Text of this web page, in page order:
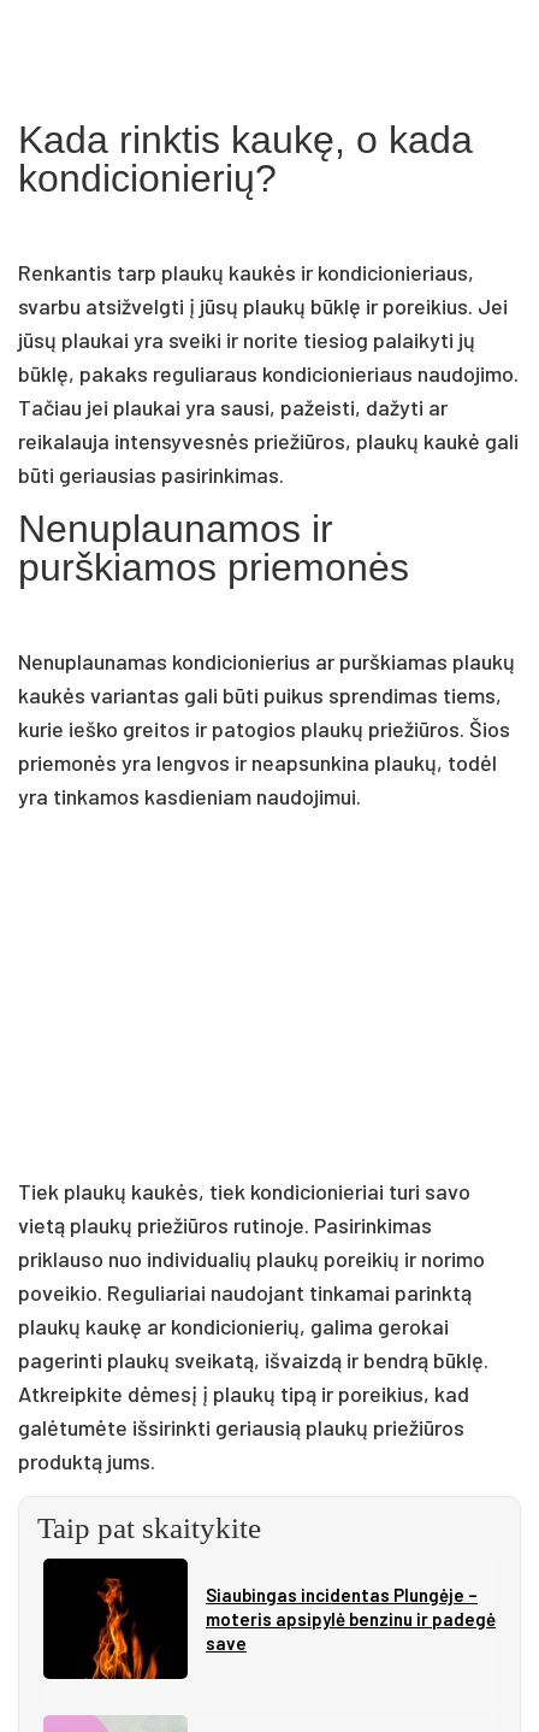
Kada rinktis kaukę, o kada
kondicionierių?
Renkantis tarp plaukų kaukės ir kondicionieriaus,
svarbu atsižvelgti į jūsų plaukų būklę ir poreikius. Jei
jūsų plaukai yra sveiki ir norite tiesiog palaikyti jų
būklę, pakaks reguliaraus kondicionieriaus naudojimo.
Tačiau jei plaukai yra sausi, pažeisti, dažyti ar
reikalauja intensyvesnės priežiūros, plaukų kaukė gali
būti geriausias pasirinkimas.
Nenuplaunamos ir
purškiamos priemonės
Nenuplaunamas kondicionierius ar purškiamas plaukų
kaukės variantas gali būti puikus sprendimas tiems,
kurie ieško greitos ir patogios plaukų priežiūros. Šios
priemonės yra lengvos ir neapsunkina plaukų, todėl
yra tinkamos kasdieniam naudojimui.
Tiek plaukų kaukės, tiek kondicionieriai turi savo
vietą plaukų priežiūros rutinoje. Pasirinkimas
priklauso nuo individualių plaukų poreikių ir norimo
poveikio. Reguliariai naudojant tinkamai parinktą
plaukų kaukę ar kondicionierių, galima gerokai
pagerinti plaukų sveikatą, išvaizdą ir bendrą būklę.
Atkreipkite dėmesį į plaukų tipą ir poreikius, kad
galėtumėte išsirinkti geriausią plaukų priežiūros
produktą jums.
Taip pat skaitykite
Siau­bin­gas in­ci­den­tas Plun­gė­je –
mo­te­ris ap­si­py­lė ben­zi­nu ir pa­de­gė
sa­ve